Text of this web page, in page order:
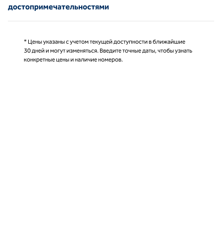
достопримечательностями
* Цены указаны с учетом текущей доступности в ближайшие
30 дней и могут изменяться. Введите точные даты, чтобы узнать
конкретные цены и наличие номеров.